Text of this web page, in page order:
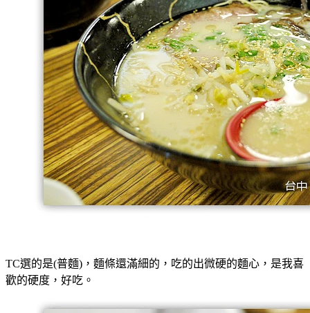
TC選的是(普麵)，麵條還滿細的，吃的出微硬的麵心，是我喜
歡的硬度，好吃。